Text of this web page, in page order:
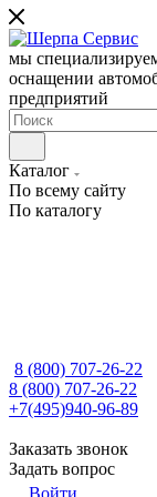
мы
оснащении
предприятий
Каталог
По всему сайту
По каталогу
8 (800) 707-26-22
8 (800) 707-26-22
+7(495)940-96-89
Заказать звонок
Задать вопрос
Войти